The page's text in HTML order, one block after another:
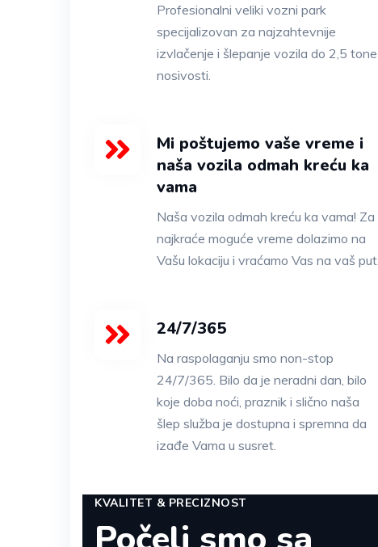
Profesionalni veliki vozni park
specijalizovan za najzahtevnije
izvlačenje i šlepanje vozila do 2,5 tone
nosivosti.
Mi poštujemo vaše vreme i
naša vozila odmah kreću ka
vama
Naša vozila odmah kreću ka vama! Za
najkraće moguće vreme dolazimo na
Vašu lokaciju i vraćamo Vas na vaš put.
24/7/365
Na raspolaganju smo non-stop
24/7/365. Bilo da je neradni dan, bilo
koje doba noći, praznik i slično naša
šlep služba je dostupna i spremna da
izađe Vama u susret.
KVALITET & PRECIZNOST